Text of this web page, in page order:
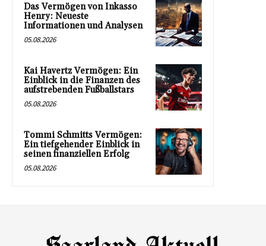
Das Vermögen von Inkasso
Henry: Neueste
Informationen und Analysen
05.08.2026
Kai Havertz Vermögen: Ein
Einblick in die Finanzen des
aufstrebenden Fußballstars
05.08.2026
Tommi Schmitts Vermögen:
Ein tiefgehender Einblick in
seinen finanziellen Erfolg
05.08.2026